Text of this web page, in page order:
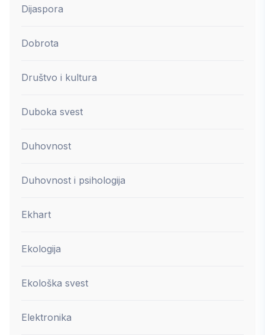
Dijaspora
Dobrota
Društvo i kultura
Duboka svest
Duhovnost
Duhovnost i psihologija
Ekhart
Ekologija
Ekološka svest
Elektronika